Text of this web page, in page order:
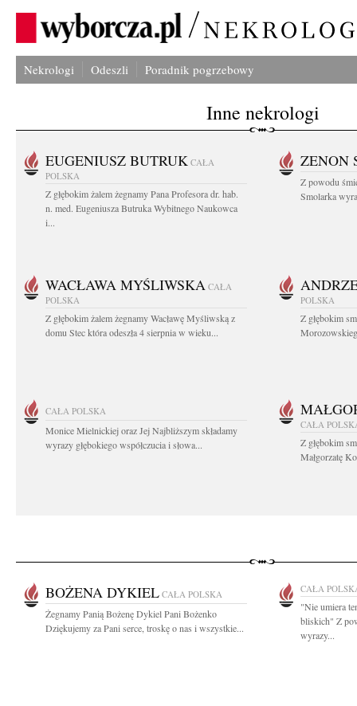
Nekrologi Odeszli Poradnik pogrzebowy
Inne nekrologi
EUGENIUSZ BUTRUK CAŁA
POLSKA
Z głębokim żalem żegnamy Pana Profesora dr. hab.
n. med. Eugeniusza Butruka Wybitnego Naukowca
i...
ZENON
Z powodu
Smolarka
WACŁAWA MYŚLIWSKA CAŁA
POLSKA
Z głębokim żalem żegnamy Wacławę Myśliwską z
domu Stec która odeszła 4 sierpnia w wieku...
POLSKA
Z głębokim
CAŁA POLSKA
Monice Mielnickiej oraz Jej Najbliższym składamy
wyrazy głębokiego współczucia i słowa...
CAŁA
Z głębokim
Małgorzatę
BOŻENA DYKIEL CAŁA POLSKA
Żegnamy Panią Bożenę Dykiel Pani Bożenko
Dziękujemy za Pani serce, troskę o nas i wszystkie...
CAŁA
"Nie umiera
bliskich" Z
wyrazy...